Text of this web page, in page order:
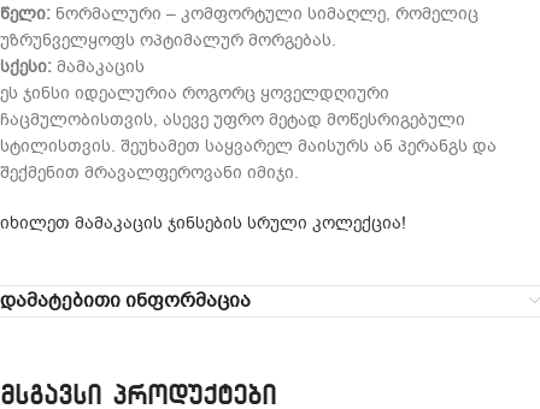
წელი: ნორმალური – კომფორტული სიმაღლე, რომელიც
უზრუნველყოფს ოპტიმალურ მორგებას.
სქესი: მამაკაცის
ეს ჯინსი იდეალურია როგორც ყოველდღიური
ჩაცმულობისთვის, ასევე უფრო მეტად მოწესრიგებული
სტილისთვის. შეუხამეთ საყვარელ მაისურს ან პერანგს და
შექმენით მრავალფეროვანი იმიჯი.
იხილეთ მამაკაცის ჯინსების სრული კოლექცია!
დამატებითი ინფორმაცია
მსგავსი პროდუქტები